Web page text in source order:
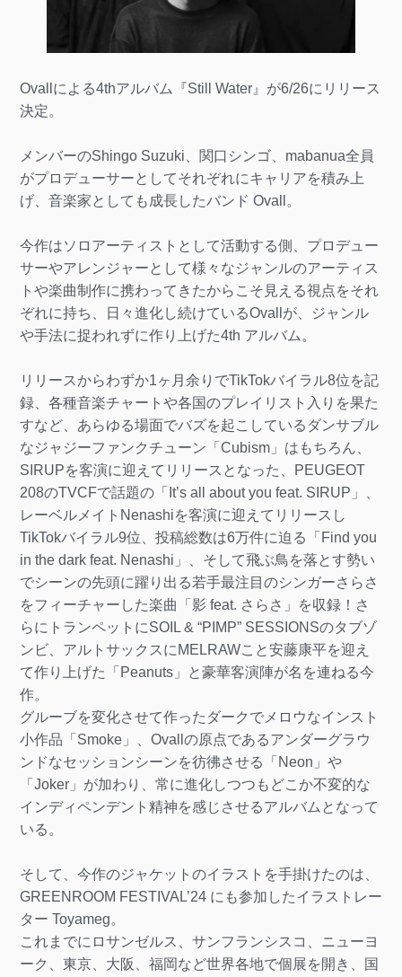
Ovallによる4thアルバム『Still Water』が6/26にリリース
決定。
メンバーのShingo Suzuki、関口シンゴ、mabanua全員
がプロデューサーとしてそれぞれにキャリアを積み上
げ、音楽家としても成長したバンド Ovall。
今作はソロアーティストとして活動する側、プロデュー
サーやアレンジャーとして様々なジャンルのアーティス
トや楽曲制作に携わってきたからこそ見える視点をそれ
ぞれに持ち、日々進化し続けているOvallが、ジャンル
や手法に捉われずに作り上げた4th アルバム。
リリースからわずか1ヶ月余りでTikTokバイラル8位を記
録、各種音楽チャートや各国のプレイリスト入りを果た
すなど、あらゆる場面でバズを起こしているダンサブル
なジャジーファンクチューン「Cubism」はもちろん、
SIRUPを客演に迎えてリリースとなった、PEUGEOT
208のTVCFで話題の「It’s all about you feat. SIRUP」、
レーベルメイトNenashiを客演に迎えてリリースし
TikTokバイラル9位、投稿総数は6万件に迫る「Find you
in the dark feat. Nenashi」、そして飛ぶ鳥を落とす勢い
でシーンの先頭に躍り出る若手最注目のシンガーさらさ
をフィーチャーした楽曲「影 feat. さらさ」を収録！さ
らにトランペットにSOIL & “PIMP” SESSIONSのタブゾ
ンビ、アルトサックスにMELRAWこと安藤康平を迎え
て作り上げた「Peanuts」と豪華客演陣が名を連ねる今
作。
グルーブを変化させて作ったダークでメロウなインスト
小作品「Smoke」、Ovallの原点であるアンダーグラウ
ンドなセッションシーンを彷彿させる「Neon」や
「Joker」が加わり、常に進化しつつもどこか不変的な
インディペンデント精神を感じさせるアルバムとなって
いる。
そして、今作のジャケットのイラストを手掛けたのは、
GREENROOM FESTIVAL’24 にも参加したイラストレー
ター Toyameg。
これまでにロサンゼルス、サンフランシスコ、ニューヨ
ーク、東京、大阪、福岡など世界各地で個展を開き、国